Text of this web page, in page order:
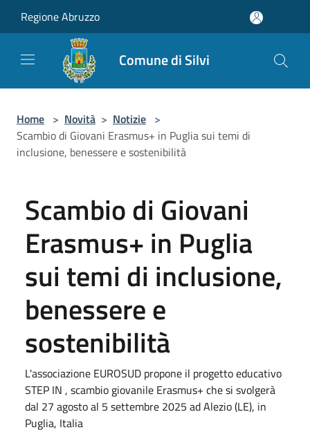
Regione Abruzzo
Comune di Silvi
Home > Novità > Notizie >
Scambio di Giovani Erasmus+ in Puglia sui temi di
inclusione, benessere e sostenibilità
Scambio di Giovani
Erasmus+ in Puglia
sui temi di inclusione,
benessere e
sostenibilità
L'associazione EUROSUD propone il progetto educativo
STEP IN , scambio giovanile Erasmus+ che si svolgerà
dal 27 agosto al 5 settembre 2025 ad Alezio (LE), in
Puglia, Italia